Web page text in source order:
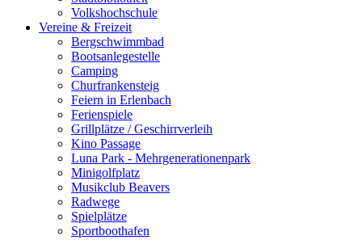
Volkshochschule
Vereine & Freizeit
Bergschwimmbad
Bootsanlegestelle
Camping
Churfrankensteig
Feiern in Erlenbach
Ferienspiele
Grillplätze / Geschirrverleih
Kino Passage
Luna Park - Mehrgenerationenpark
Minigolfplatz
Musikclub Beavers
Radwege
Spielplätze
Sportboothafen